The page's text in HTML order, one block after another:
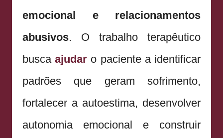
emocional e relacionamentos
abusivos. O trabalho terapêutico
buscaajudar o paciente a identificar
padrões que geram sofrimento,
fortalecer a autoestima, desenvolver
autonomia emocional e construir